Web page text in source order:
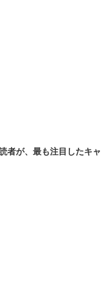
者が、最も注目したキャ